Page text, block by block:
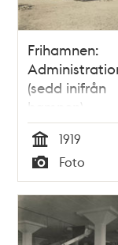
Frihamnen:
(sedd inifrån
hamnen)
Tid
1919
Typ
Foto